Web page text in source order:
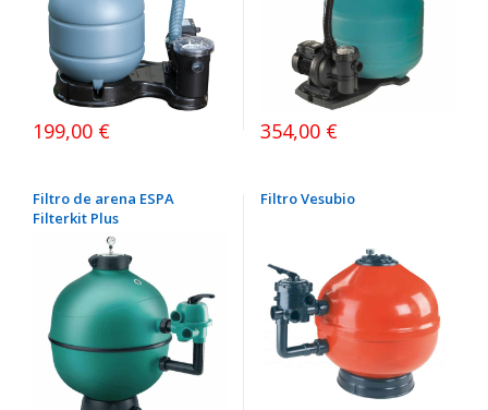
199,00 € 354,00 €
Filtro de arena ESPA
Filterkit Plus
Filtro Vesubio